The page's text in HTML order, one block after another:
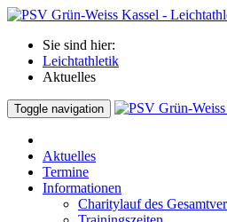
Sie sind hier:
Leichtathletik
Aktuelles
Toggle navigation
Aktuelles
Termine
Informationen
Charitylauf des